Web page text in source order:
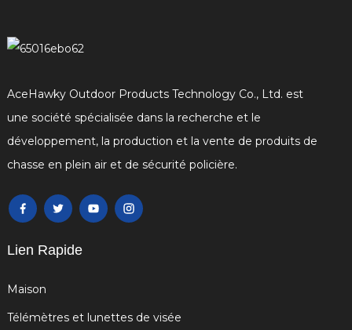
AceHawky Outdoor Products Technology Co., Ltd. est
une société spécialisée dans la recherche et le
développement, la production et la vente de produits de
chasse en plein air et de sécurité policière.
Lien Rapide
Maison
Télémètres et lunettes de visée